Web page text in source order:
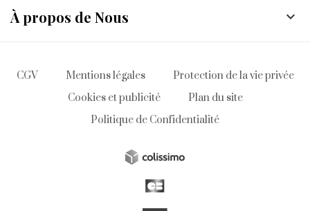
À propos de Nous 
CGV Mentions légales
Protection de la vie privée
Cookies et publicité
Plan du site
Politique de Confidentialité